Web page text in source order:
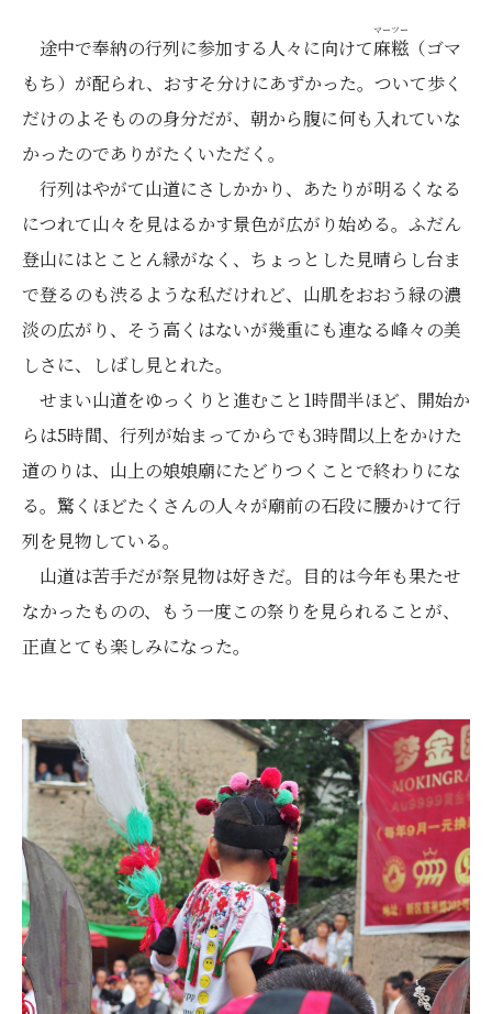
途中で奉納の行列に参加する人々に向けて麻糍
マーツー
（ゴマ
もち）が配られ、おすそ分けにあずかった。ついて歩く
だけのよそものの身分だが、朝から腹に何も入れていな
かったのでありがたくいただく。
行列はやがて山道にさしかかり、あたりが明るくなる
につれて山々を見はるかす景色が広がり始める。ふだん
登山にはとことん縁がなく、ちょっとした見晴らし台ま
で登るのも渋るような私だけれど、山肌をおおう緑の濃
淡の広がり、そう高くはないが幾重にも連なる峰々の美
しさに、しばし見とれた。
せまい山道をゆっくりと進むこと1時間半ほど、開始か
らは5時間、行列が始まってからでも3時間以上をかけた
道のりは、山上の娘娘廟にたどりつくことで終わりにな
る。驚くほどたくさんの人々が廟前の石段に腰かけて行
列を見物している。
山道は苦手だが祭見物は好きだ。目的は今年も果たせ
なかったものの、もう一度この祭りを見られることが、
正直とても楽しみになった。